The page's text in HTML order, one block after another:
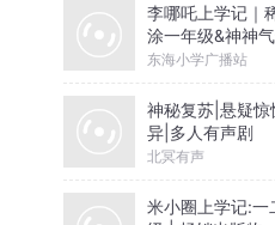
李哪吒上学记｜
涂一年级&神神
级
东海小学广播站
神秘复苏|悬疑惊
异|多人有声剧
北冥有声
米小圈上学记:一